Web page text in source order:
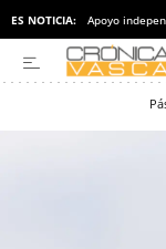
ES NOTICIA: Apoyo